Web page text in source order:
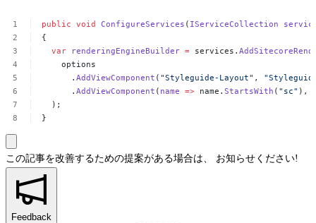
public void ConfigureServices ( IServiceCollection
{
var
renderingEngineBuilder = services.
options
.AddViewComponent ( "Styleguide-Layout" ,
.AddViewComponent ( name => name.StartsWith ( "sc" ),
);
}
この記事を改善するための提案がある場合は、 お知らせください!
Feedback